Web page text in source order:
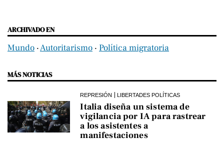
ARCHIVADO EN
Mundo ‧Autoritarismo ‧ Política migratoria
MÁS NOTICIAS
REPRESIÓN LIBERTADES POLÍTICAS
Italia diseña un sistema de
vigilancia por IA para rastrear
a los asistentes a
manifestaciones